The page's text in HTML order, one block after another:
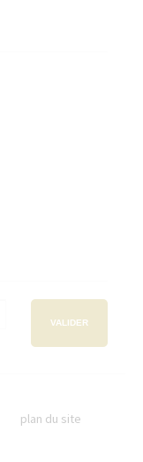
VALIDER
plan du site